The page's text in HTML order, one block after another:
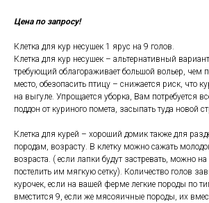
Цена по запросу!
Клетка для кур несушек 1 ярус на 9 голов.
Клетка для кур несушек – альтернативный
требующий облагораживает большой вольер, чем
место, обезопасить птицу – снижается риск, что
на выгуле. Упрощается уборка, Вам потребуется
поддон от куриного помета, засыпать туда новой
Клетка для курей – хороший домик также для
породам, возрасту. В клетку можно сажать
возраста. ( если лапки будут застревать, можно
постелить им мягкую сетку). Количество голов
курочек, если на вашей ферме легкие породы по
вместится 9, если же мясояичные породы, их